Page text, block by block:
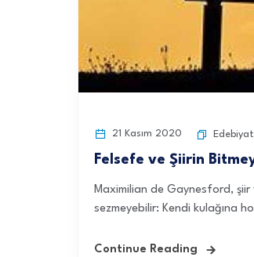
21 Kasım 2020 Edebiyat
Felsefe ve Şiirin
Maximilian de Gaynesford,
sezmeyebilir: Kendi kulağına
Continue Reading